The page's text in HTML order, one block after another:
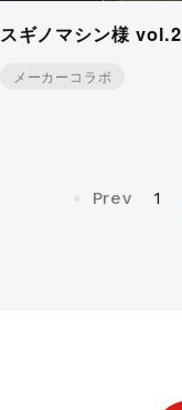
スギノマシン様 vol.2
メーカーコラボ
Prev 1